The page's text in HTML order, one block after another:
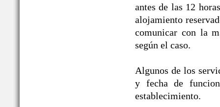
antes de las 12
alojamiento
comunicar con la
según el caso.
Algunos de los
y fecha de
establecimiento.